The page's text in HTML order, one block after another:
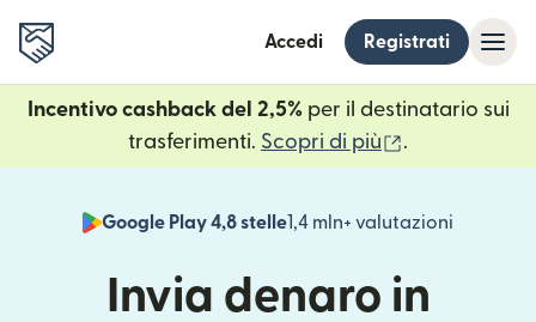
Accedi Registrati
Incentivo cashback del 2,5%per il destinatario sui
trasferimenti. Scopri di più .
Google Play 4,8 stelle1,4 mln+ valutazioni
Invia denaro in